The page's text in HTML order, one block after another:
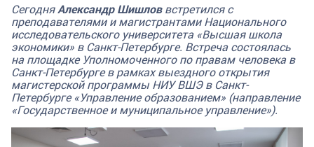
СегодняАлександр Шишловвстретился с
преподавателями и магистрантами Национального
исследовательского университета «Высшая школа
экономики» в Санкт-Петербурге. Встреча состоялась
на площадке Уполномоченного по правам человека в
Санкт-Петербурге в рамках выездного открытия
магистерской программы НИУ ВШЭ в Санкт-
Петербурге «Управление образованием» (направление
«Государственное и муниципальное управление»).